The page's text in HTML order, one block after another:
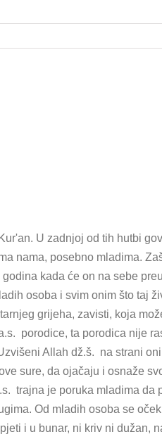
U zadnjoj od tih hutbi
nama, posebno mladima.
kada će on na sebe
osoba i svim onim što taj
grijeha, zavisti, koja
porodice, ta porodica nije
Allah dž.š. na strani
sure, da ojačaju i osnaže
trajna je poruka mladima da
Od mladih osoba se
i u bunar, ni kriv ni dužan,